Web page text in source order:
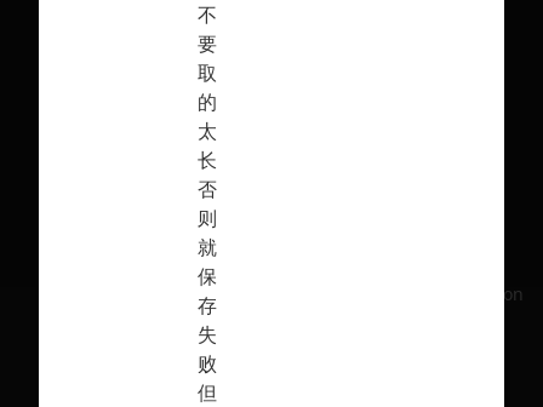
First Loading might take a while
depending on your file size.
No selection
不
要
取
的
太
长
否
则
就
保
存
失
败
但